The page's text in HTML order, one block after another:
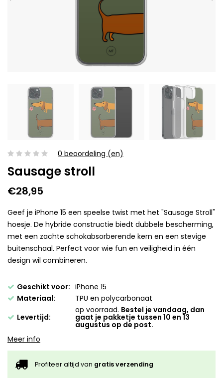
0 beoordeling (en)
Sausage stroll
€28,95
Geef je iPhone 15 een speelse twist met het "Sausage Stroll"
hoesje. De hybride constructie biedt dubbele bescherming,
met een zachte schokabsorberende kern en een stevige
buitenschaal. Perfect voor wie fun en veiligheid in één
design wil combineren.
Geschikt voor: iPhone 15
Materiaal:
TPU en polycarbonaat
Levertijd:
op voorraad. Bestel je vandaag, dan
gaat je pakketje tussen 10 en 13
augustus op de post.
Meer info
Profiteer altijd van gratis verzending